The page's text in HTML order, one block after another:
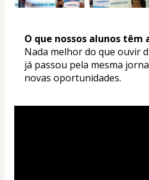
O que nossos alunos têm
Nada melhor do que ouvir
já passou pela mesma
novas oportunidades.